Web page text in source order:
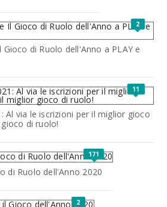
2
di Ruolo dell'Anno a PLAY e
11
Al via le iscrizioni per il miglior gioco
di ruolo!
171
di Ruolo dell'Anno 2020
2